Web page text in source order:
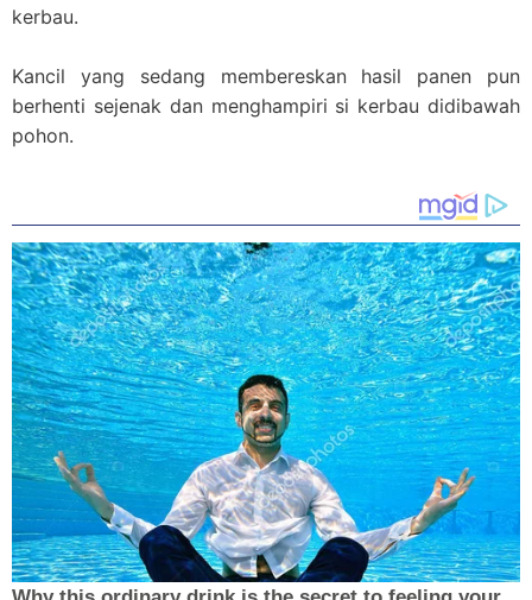
kerbau.
Kancil yang sedang membereskan hasil panen pun
berhenti sejenak dan menghampiri si kerbau didibawah
pohon.